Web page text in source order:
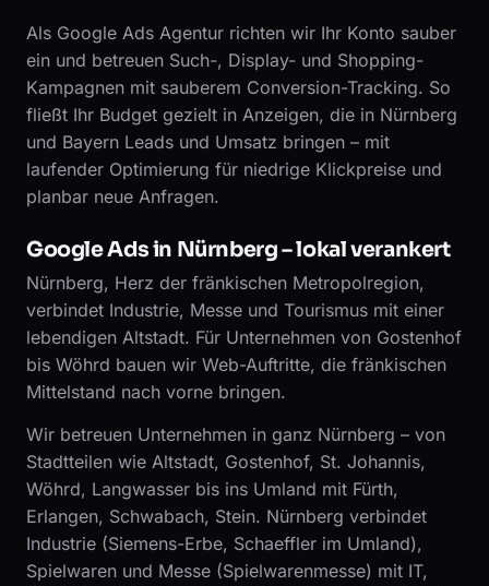
Als Google Ads Agentur richten wir Ihr Konto sauber
ein und betreuen Such-, Display- und Shopping-
Kampagnen mit sauberem Conversion-Tracking. So
fließt Ihr Budget gezielt in Anzeigen, die in Nürnberg
und Bayern Leads und Umsatz bringen – mit
laufender Optimierung für niedrige Klickpreise und
planbar neue Anfragen.
Google Ads in Nürnberg – lokal verankert
Nürnberg, Herz der fränkischen Metropolregion,
verbindet Industrie, Messe und Tourismus mit einer
lebendigen Altstadt. Für Unternehmen von Gostenhof
bis Wöhrd bauen wir Web-Auftritte, die fränkischen
Mittelstand nach vorne bringen.
Wir betreuen Unternehmen in ganz Nürnberg – von
Stadtteilen wie Altstadt, Gostenhof, St. Johannis,
Wöhrd, Langwasser bis ins Umland mit Fürth,
Erlangen, Schwabach, Stein. Nürnberg verbindet
Industrie (Siemens-Erbe, Schaeffler im Umland),
Spielwaren und Messe (Spielwarenmesse) mit IT,